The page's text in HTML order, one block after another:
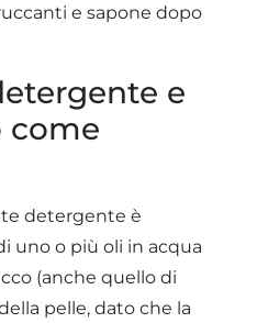
e sapone dopo
e
come
detergente è
uno o più oli in acqua
(anche quello di
pelle, dato che la